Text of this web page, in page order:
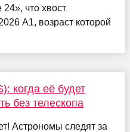
что хвост
A1, возраст которой
когда её будет
без телескопа
Астрономы следят за